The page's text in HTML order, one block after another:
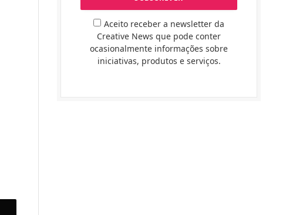
Aceito receber a newsletter da
Creative News que pode conter
ocasionalmente informações sobre
iniciativas, produtos e serviços.